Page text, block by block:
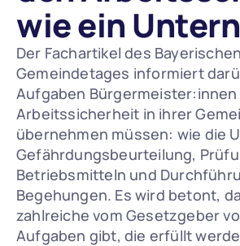
wie ein
Der Fachartikel des Bayerischen
Gemeindetages informiert
Aufgaben
Arbeitssicherheit in ihrer
übernehmen müssen: wie die
Gefährdungsbeurteilung,
Betriebsmitteln und
Begehungen. Es wird betont,
zahlreiche vom Gesetzgeber
Aufgaben gibt, die erfüllt